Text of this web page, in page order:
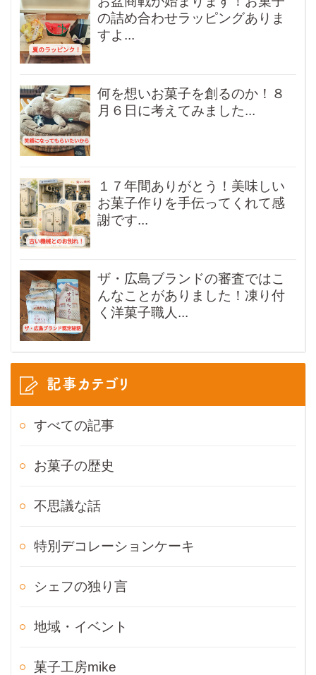
の詰め合わせラッピングありま
すよ...
何を想いお菓子を創るのか！８
月６日に考えてみました...
１７年間ありがとう！美味しい
お菓子作りを手伝ってくれて感
謝です...
ザ・広島ブランドの審査ではこ
んなことがありました！凍り付
く洋菓子職人...
記事カテゴリ
すべての記事
お菓子の歴史
不思議な話
特別デコレーションケーキ
シェフの独り言
地域・イベント
菓子工房mike